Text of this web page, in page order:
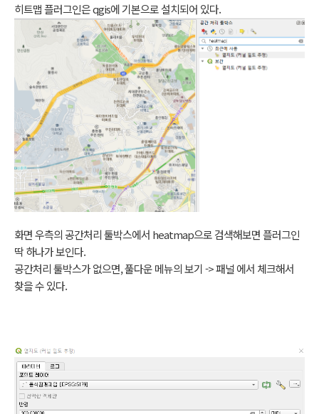
히트맵 플러그인은 qgis에 기본으로 설치되어 있다.
화면 우측의 공간처리 툴박스에서 heatmap으로 검색해보면 플러그인
딱 하나가 보인다.
공간처리 툴박스가 없으면, 풀다운 메뉴의 보기 -> 패널 에서 체크해서
찾을 수 있다.